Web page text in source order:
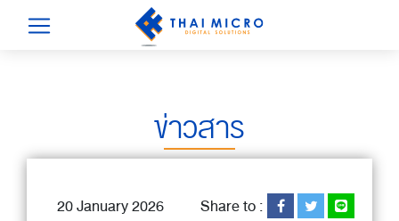
ข่าวสาร
20 January 2026 Share to :